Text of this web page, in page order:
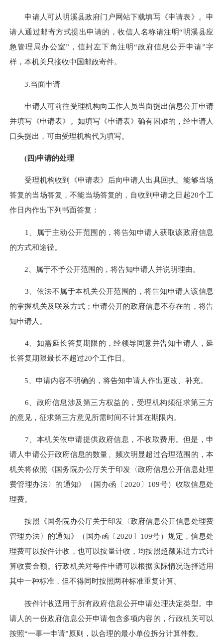
申请人可从明溪县政府门户网站下载填写《申请表》。申
请人通过邮寄方式提出申请的，收信人名称请注明“明溪县应
急管理局办公室”，信封左下角注明“政府信息公开申请”字
样，本机关只接收中国邮政寄件。
3.当面申请
申请人可前往受理机构向工作人员当面提出信息公开申请
并填写《申请表》。如填写《申请表》确有困难的，经申请人
口头提出，可由受理机构代为填写。
(四)申请的处理
受理机构收到《申请表》后向申请人出具回执。能够当场
答复的当场答复，不能当场答复的，自收到申请之日起20个工
作日内作出下列书面答复：
1、属于主动公开范围的，将告知申请人获取该政府信息
的方式和途径。
2、属于不予公开范围的，将告知申请人并说明理由。
3、依法不属于本机关公开范围的，将告知申请人该信息
的掌握机关及联系方式；申请公开的政府信息不存在的，将告
知申请人。
4、如需延长答复期限的，经领导同意并告知申请人，延
长答复期限最长不超过20个工作日。
5、申请内容不明确的，将告知申请人作出更改、补充。
6、政府信息涉及第三方权益的，受理机构须征求第三方
的意见，征求第三方意见所需时间不计算在期限内。
7、本机关依申请提供政府信息，不收取费用。但是，申
请人申请公开政府信息的数量、频次明显超过合理范围的，本
机关将依照《国务院办公厅关于印发〈政府信息公开信息处理
费管理办法〉的通知》（国办函〔2020〕109号）收取信息处
理费。
按照《国务院办公厅关于印发〈政府信息公开信息处理费
管理办法〉的通知》（国办函〔2020〕109号）规定，信息处
理费可以按件计收，也可以按量计收，均按照超额累进方式计
算收费金额。行政机关对每件申请可以根据实际情况选择适用
其中一种标准，但不得同时按照两种标准重复计算。
按件计收适用于所有政府信息公开申请处理决定类型。申
请人的一份政府信息公开申请包含多项内容的，行政机关可以
按照“一事一申请”原则，以合理的最小单位拆分计算件数。